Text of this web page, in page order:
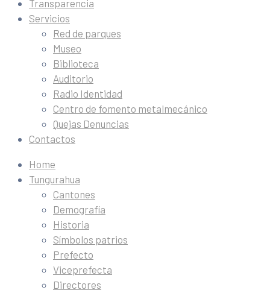
Transparencia
Servicios
Red de parques
Museo
Biblioteca
Auditorio
Radio Identidad
Centro de fomento metalmecánico
Quejas Denuncias
Contactos
Home
Tungurahua
Cantones
Demografía
Historia
Símbolos patrios
Prefecto
Viceprefecta
Directores